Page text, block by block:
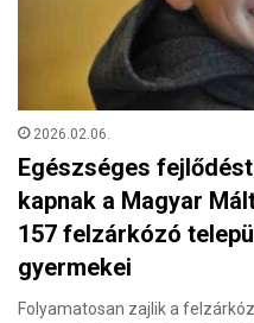
2026.02.06.
Egészséges
kapnak a Magyar
157 felzárkózó
gyermekei
Folyamatosan zajlik a